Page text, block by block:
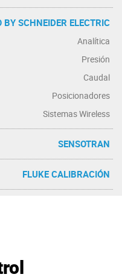
BY SCHNEIDER ELECTRIC
Analítica
Presión
Caudal
Posicionadores
Sistemas Wireless
SENSOTRAN
FLUKE CALIBRACIÓN